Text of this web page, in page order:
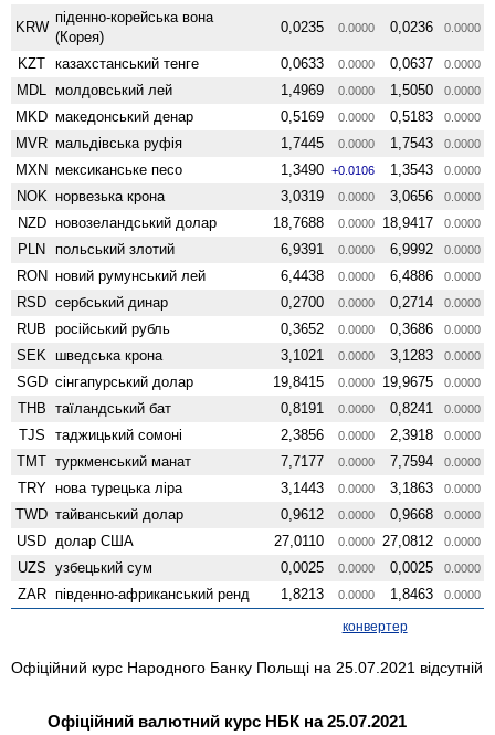
KRW
піденно-корейська вона
(Корея)
0,0235 0.0000 0,0236 0.0000
KZT казахстанський тенге 0,0633 0.0000 0,0637 0.0000
MDL молдовський лей 1,4969 0.0000 1,5050 0.0000
MKD македонський денар 0,5169 0.0000 0,5183 0.0000
MVR мальдівська руфія 1,7445 0.0000 1,7543 0.0000
MXN мексиканське песо 1,3490 +0.0106 1,3543 0.0000
NOK норвезька крона 3,0319 0.0000 3,0656 0.0000
NZD ново­зеландський долар 18,7688 0.0000 18,9417 0.0000
PLN польський злотий 6,9391 0.0000 6,9992 0.0000
RON новий румунський лей 6,4438 0.0000 6,4886 0.0000
RSD сербський динар 0,2700 0.0000 0,2714 0.0000
RUB російський рубль 0,3652 0.0000 0,3686 0.0000
SEK шведська крона 3,1021 0.0000 3,1283 0.0000
SGD сінгапурський долар 19,8415 0.0000 19,9675 0.0000
THB таїландський бат 0,8191 0.0000 0,8241 0.0000
TJS таджицький сомоні 2,3856 0.0000 2,3918 0.0000
TMT туркменський манат 7,7177 0.0000 7,7594 0.0000
TRY нова турецька ліра 3,1443 0.0000 3,1863 0.0000
TWD тайванський долар 0,9612 0.0000 0,9668 0.0000
USD долар США 27,0110 0.0000 27,0812 0.0000
UZS узбецький сум 0,0025 0.0000 0,0025 0.0000
ZAR південно-африканський ренд 1,8213 0.0000 1,8463 0.0000
конвертер
Офіційний курс Народного Банку Польщі на 25.07.2021 відсутній
Офіційний валютний курс НБК на 25.07.2021